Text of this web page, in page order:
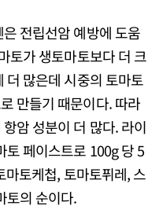
전립선암 예방에 도움
토가 생토마토보다 더 크
더 많은데 시중의 토마토
만들기 때문이다. 따라
암 성분이 더 많다. 라이
토 페이스트로 100g 당 5
토케첩, 토마토퓌레, 스
토의 순이다.